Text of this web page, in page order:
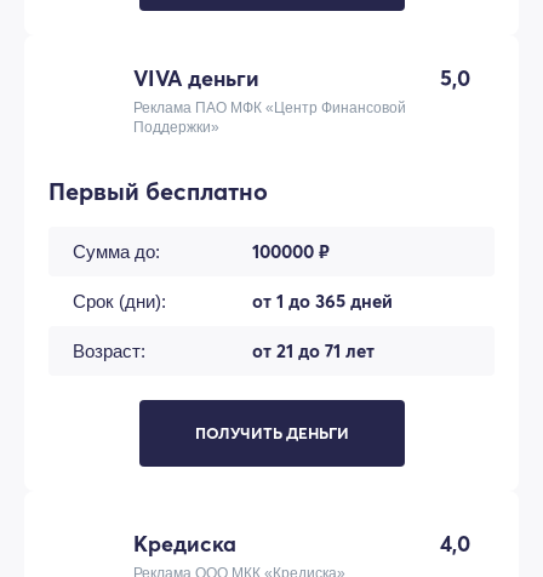
VIVA деньги 5,0
Реклама ПАО МФК «Центр Финансовой
Поддержки»
Первый бесплатно
Сумма до: 100000 ₽
Срок (дни): от 1 до 365 дней
Возраст: от 21 до 71 лет
ПОЛУЧИТЬ ДЕНЬГИ
Кредиска 4,0
Реклама ООО МКК «Кредиска»